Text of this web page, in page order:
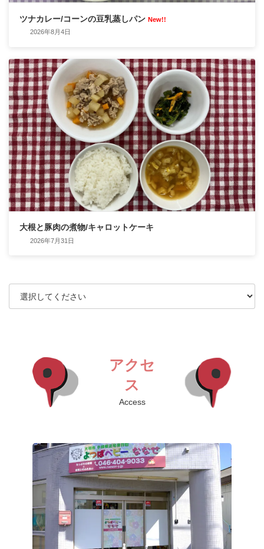
ツナカレー/コーンの豆乳蒸しパン New!!
2026年8月4日
大根と豚肉の煮物/キャロットケーキ
2026年7月31日
アクセ
ス
Access